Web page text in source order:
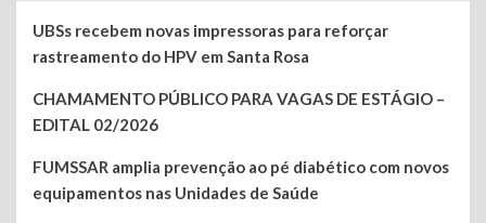
UBSs recebem novas impressoras para reforçar
rastreamento do HPV em Santa Rosa
CHAMAMENTO PÚBLICO PARA VAGAS DE ESTÁGIO –
EDITAL 02/2026
FUMSSAR amplia prevenção ao pé diabético com novos
equipamentos nas Unidades de Saúde